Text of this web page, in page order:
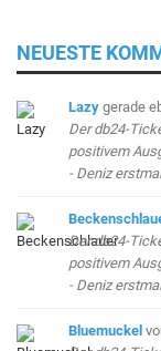
NEUESTE
Lazy gerade
Der db24-
positivem
- Deniz
Der db24-
positivem
- Deniz
Bluemuckel